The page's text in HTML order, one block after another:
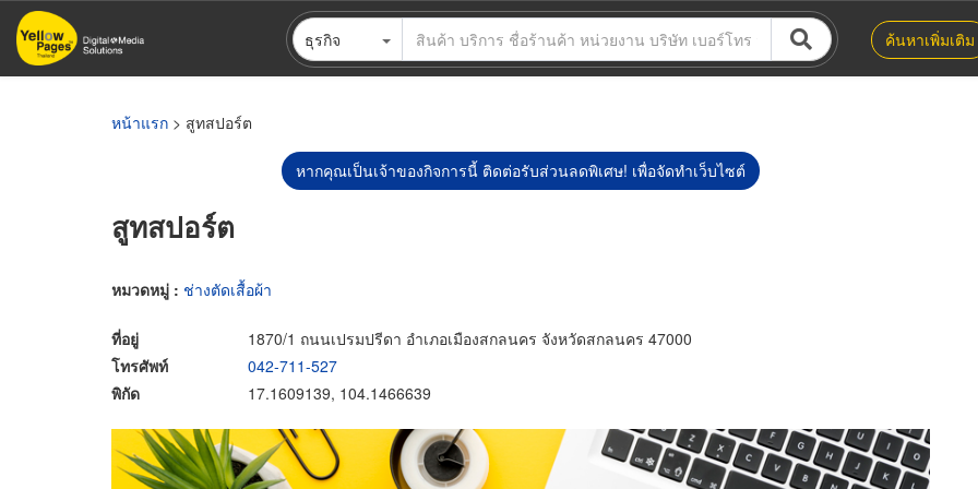
ข้าม
ไป
ธุรกิจ ค้นหาเพิ่มเติม
หน้าแรก > สูทสปอร์ต
หากคุณเป็นเจ้าของกิจการนี้ ติดต่อรับส่วนลดพิเศษ! เพื่อจัดทำเว็บไซต์
สูทสปอร์ต
หมวดหมู่ : ช่างตัดเสื้อผ้า
ที่อยู่
1870/1 ถนนเปรมปรีดา อำเภอเมืองสกลนคร จังหวัดสกลนคร 47000
โทรศัพท์
042-711-527
พิกัด
17.1609139, 104.1466639